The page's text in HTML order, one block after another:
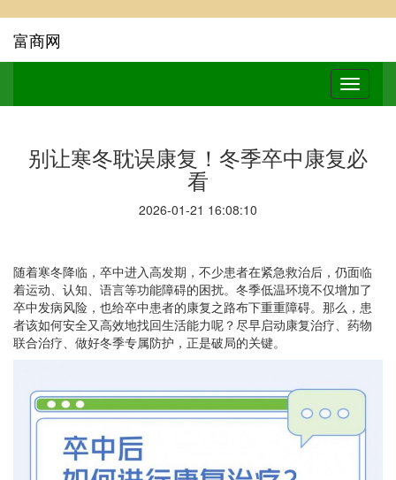
富商网
别让寒冬耽误康复！冬季卒中康复必
看
2026-01-21 16:08:10
随着寒冬降临，卒中进入高发期，不少患者在紧急救治后，仍面临
着运动、认知、语言等功能障碍的困扰。冬季低温环境不仅增加了
卒中发病风险，也给卒中患者的康复之路布下重重障碍。那么，患
者该如何安全又高效地找回生活能力呢？尽早启动康复治疗、药物
联合治疗、做好冬季专属防护，正是破局的关键。